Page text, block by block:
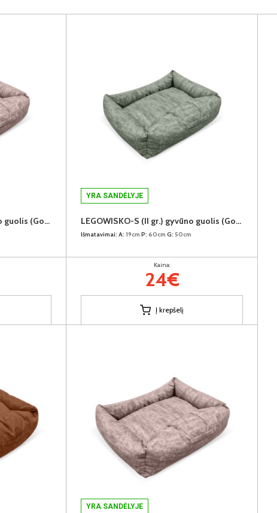
LEGOWISKO-S (II gr.) gyvūno guolis (Gonzalez-2904)
YRA SANDĖLYJE
LEGOWISKO-S (II gr.) gyvūno guolis (Gonzalez-2903)
Išmatavimai: A: 19cm P: 60cm G: 50cm
Kaina:
24€
Į krepšelį
YRA SANDĖLYJE